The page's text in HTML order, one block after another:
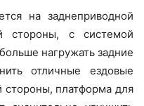
на заднеприводной
стороны, с системой
нагружать задние
отличные ездовые
стороны, платформа для